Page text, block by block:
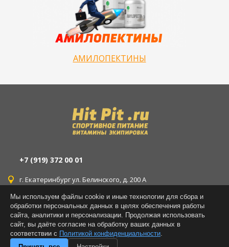
АМИЛОПЕКТИНЫ
+7 (919) 372 00 01
г. Екатеринбург ул. Белинского, д. 200 А
г. Екатеринбург ул. Уральская, д. 77
г. Екатеринбург ул. Латвийская, д. 14
Мы используем файлы cookie и иные технологии для сбора и
обработки персональных данных в целях обеспечения работы
сайта, аналитики и персонализации. Продолжая использовать
сайт, вы даёте согласие на обработку ваших данных в
соответствии с Политикой конфиденциальности.